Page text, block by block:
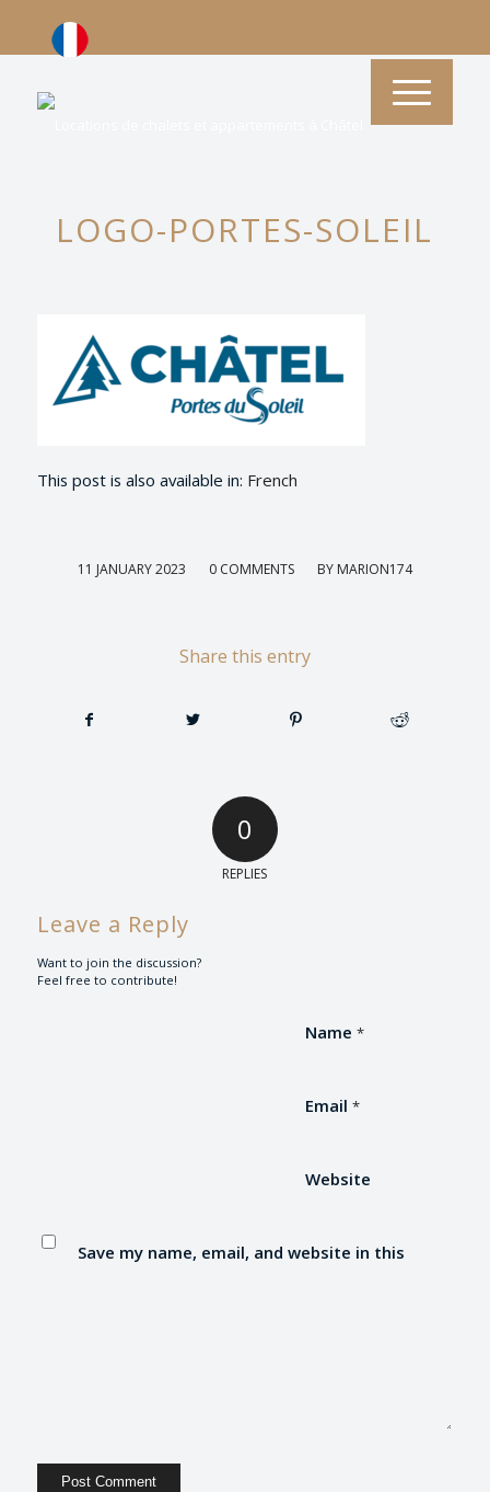
LOGO-PORTES-SOLEIL
This post is also available in: French
11 JANUARY 2023
/ 0 COMMENTS
/ BY MARION174
Share this entry
0
REPLIES
Leave a Reply
Want to join the discussion?
Feel free to contribute!
Name *
Email *
Website
Save my name, email, and website in this